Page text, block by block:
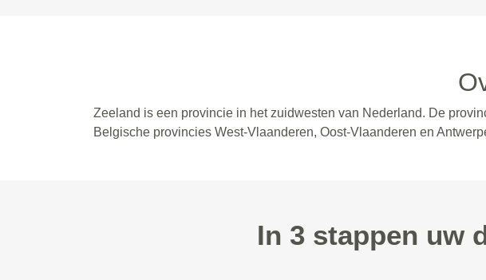
Zeeland is een provincie in het zuidwesten van Nederland. De
Belgische provincies West-Vlaanderen, Oost-Vlaanderen en
In 3 stappen uw